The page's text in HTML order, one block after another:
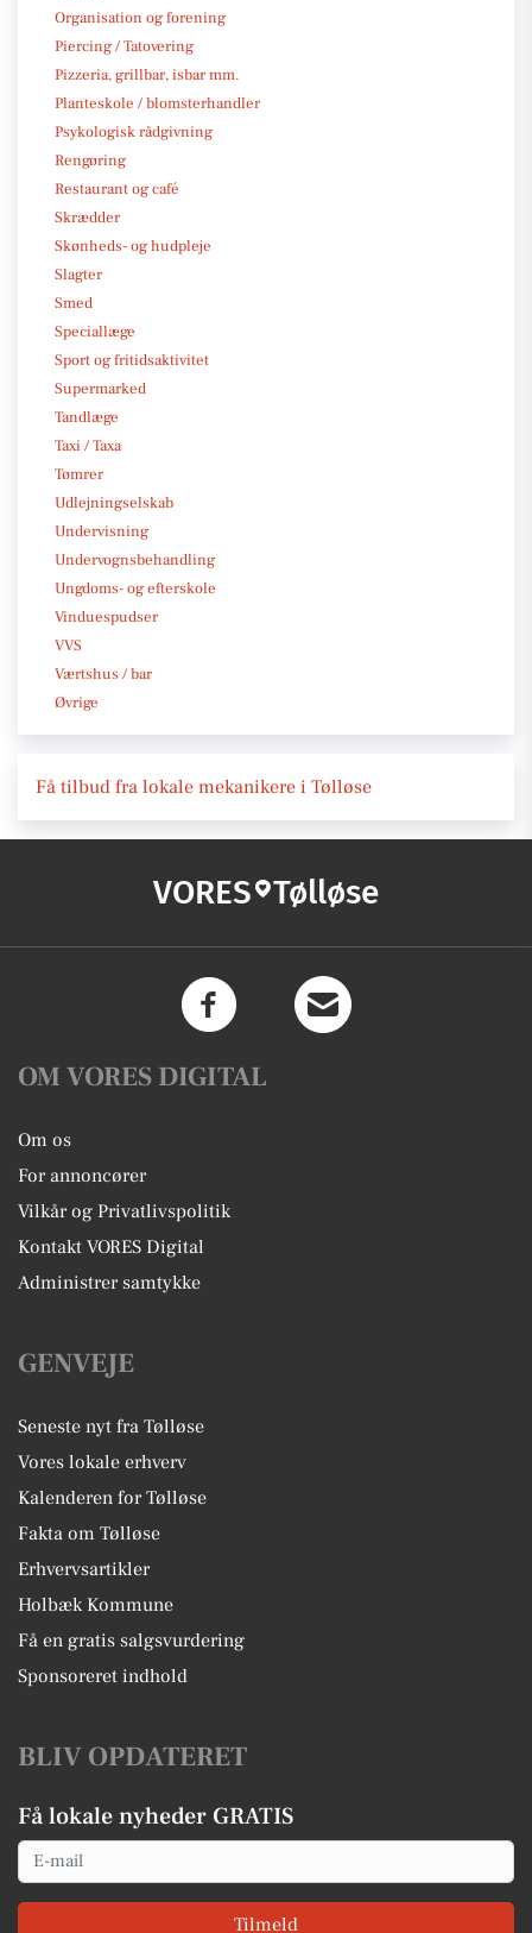
Organisation og forening
Piercing / Tatovering
Pizzeria, grillbar, isbar mm.
Planteskole / blomsterhandler
Psykologisk rådgivning
Rengøring
Restaurant og café
Skrædder
Skønheds- og hudpleje
Slagter
Smed
Speciallæge
Sport og fritidsaktivitet
Supermarked
Tandlæge
Taxi / Taxa
Tømrer
Udlejningselskab
Undervisning
Undervognsbehandling
Ungdoms- og efterskole
Vinduespudser
VVS
Værtshus / bar
Øvrige
Få tilbud fra lokale mekanikere i Tølløse
VORES Tølløse
OM VORES DIGITAL
Om os
For annoncører
Vilkår og Privatlivspolitik
Kontakt VORES Digital
Administrer samtykke
GENVEJE
Seneste nyt fra Tølløse
Vores lokale erhverv
Kalenderen for Tølløse
Fakta om Tølløse
Erhvervsartikler
Holbæk Kommune
Få en gratis salgsvurdering
Sponsoreret indhold
BLIV OPDATERET
Få lokale nyheder GRATIS
Email
Tilmeld